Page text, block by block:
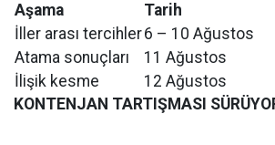
Aşama
Tarih
İller arası tercihler6 – 10 Ağustos
Atama sonuçları
11 Ağustos
İlişik kesme
12 Ağustos
KONTENJAN TARTIŞMASI